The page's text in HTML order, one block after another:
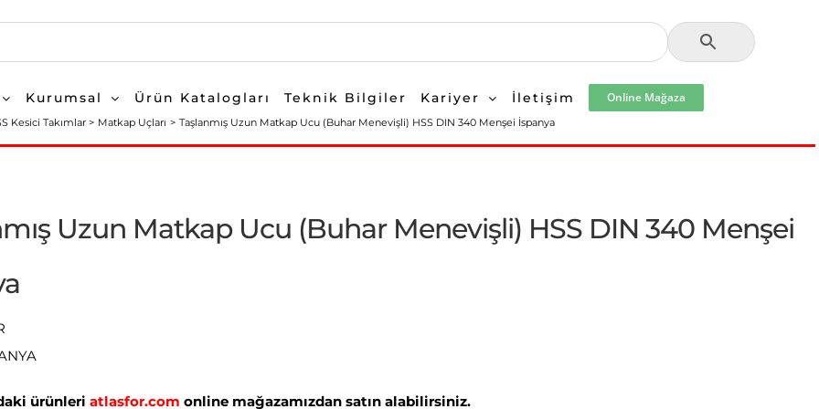
Kurumsal Ürün Katalogları Teknik Bilgiler Kariyer İletişim Online Mağaza
Kesici Takımlar Matkap Uçları Taşlanmış Uzun Matkap Ucu (Buhar Menevişli) HSS DIN 340 Menşei İspanya
Uzun Matkap Ucu (Buhar Menevişli) HSS DIN 340 Menşei
ürünleri atlasfor.com online mağazamızdan satın alabilirsiniz.